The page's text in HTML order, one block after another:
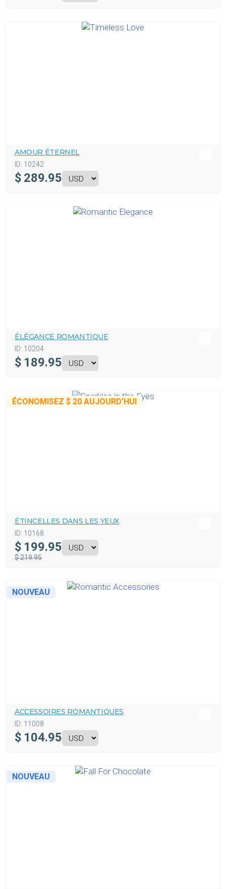
AMOUR ÉTERNEL
ID: 10242
$ 289.95
ÉLÉGANCE ROMANTIQUE
ID: 10204
$ 189.95
ÉCONOMISEZ $ 20 AUJOURD’HUI
ÉTINCELLES DANS LES YEUX
ID: 10168
$ 199.95
$ 219.95
NOUVEAU
ACCESSOIRES ROMANTIQUES
ID: 11008
$ 104.95
NOUVEAU